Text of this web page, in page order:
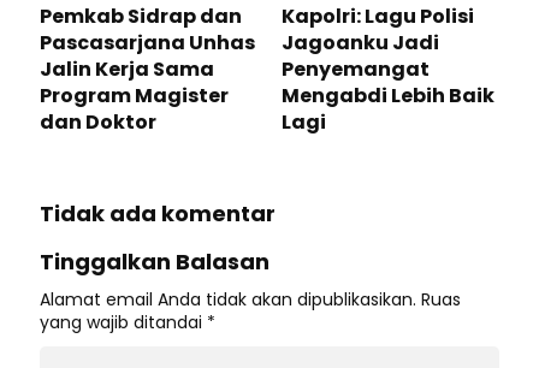
Pemkab Sidrap dan
Pascasarjana Unhas
Jalin Kerja Sama
Program Magister
dan Doktor
Kapolri: Lagu Polisi
Jagoanku Jadi
Penyemangat
Mengabdi Lebih Baik
Lagi
Tidak ada komentar
Tinggalkan Balasan
Alamat email Anda tidak akan dipublikasikan. Ruas
yang wajib ditandai *